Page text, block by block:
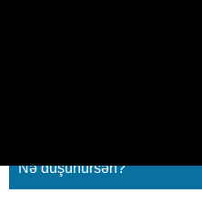
Nə düşünürsən?